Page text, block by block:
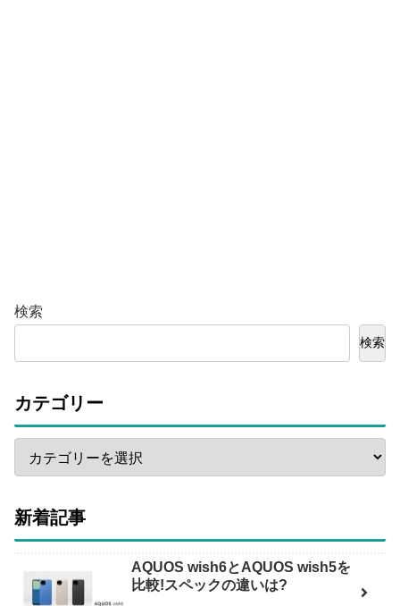
検索
検索
カテゴリー
新着記事
AQUOS wish6とAQUOS wish5を
比較!スペックの違いは?